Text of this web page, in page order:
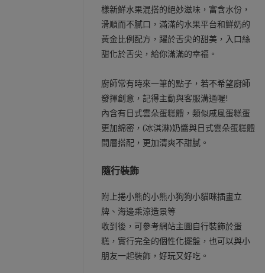
樣新鮮水果混搭的絕妙滋味，富含水份，
滑順而不膩口，滿滿的水果平台和鮮奶的
黃金比例配方，躍於舌尖的甜美，入口絲
甜化於舌尖，給你滿滿的幸福。
廚師常有時來一筆的點子，若不希望廚師
發揮創意，記得主動與客服溝通喔!
內含有日式雲朵蛋糕體，類似戚風蛋糕蛋
更加綿密，(冰淇淋)奶醬與日式雲朵蛋糕體
間層搭配，更加清爽不甜膩。
隨行裝飾
附上捲小熊的小熊小狗狗小貓咪插畫立
牌、海邊乘涼造景等
收到後，可參考網站主圖自行裝飾於蛋
糕，實行完全的個性化擺盤，也可以與小
朋友一起裝飾，好玩又好吃。